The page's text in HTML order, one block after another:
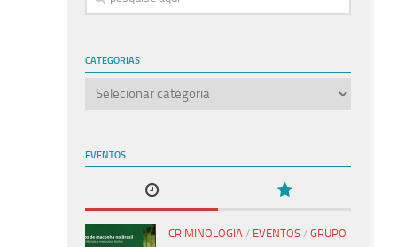
CATEGORIAS
Categorias
EVENTOS
CRIMINOLOGIA / EVENTOS / GRUPO